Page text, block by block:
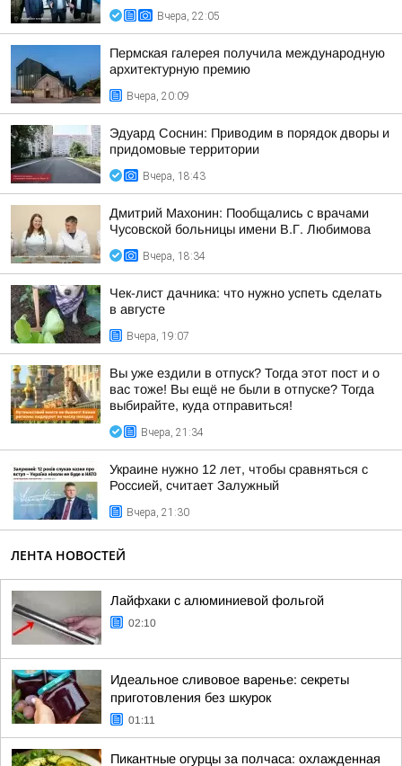
Вчера, 22:05
Пермская галерея получила международную
архитектурную премию
Вчера, 20:09
Эдуард Соснин: Приводим в порядок дворы и
придомовые территории
Вчера, 18:43
Дмитрий Махонин: Пообщались с врачами
Чусовской больницы имени В.Г. Любимова
Вчера, 18:34
Чек-лист дачника: что нужно успеть сделать
в августе
Вчера, 19:07
Вы уже ездили в отпуск? Тогда этот пост и о
вас тоже! Вы ещё не были в отпуске? Тогда
выбирайте, куда отправиться!
Вчера, 21:34
Украине нужно 12 лет, чтобы сравняться с
Россией, считает Залужный
Вчера, 21:30
ЛЕНТА НОВОСТЕЙ
Лайфхаки с алюминиевой фольгой
02:10
Идеальное сливовое варенье: секреты
приготовления без шкурок
01:11
Пикантные огурцы за полчаса: охлажденная